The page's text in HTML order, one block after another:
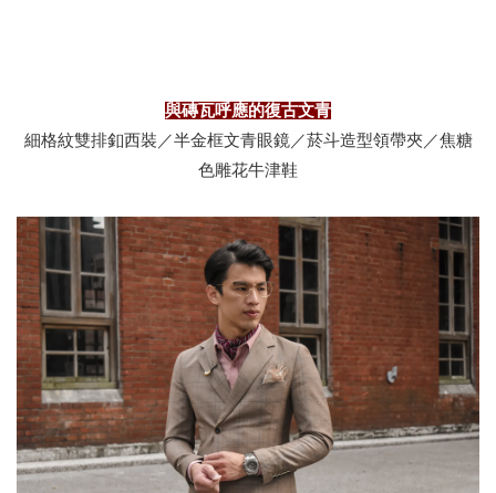
與磚瓦呼應的復古文青
細格紋雙排釦西裝／半金框文青眼鏡／菸斗造型領帶夾／焦糖
色雕花牛津鞋